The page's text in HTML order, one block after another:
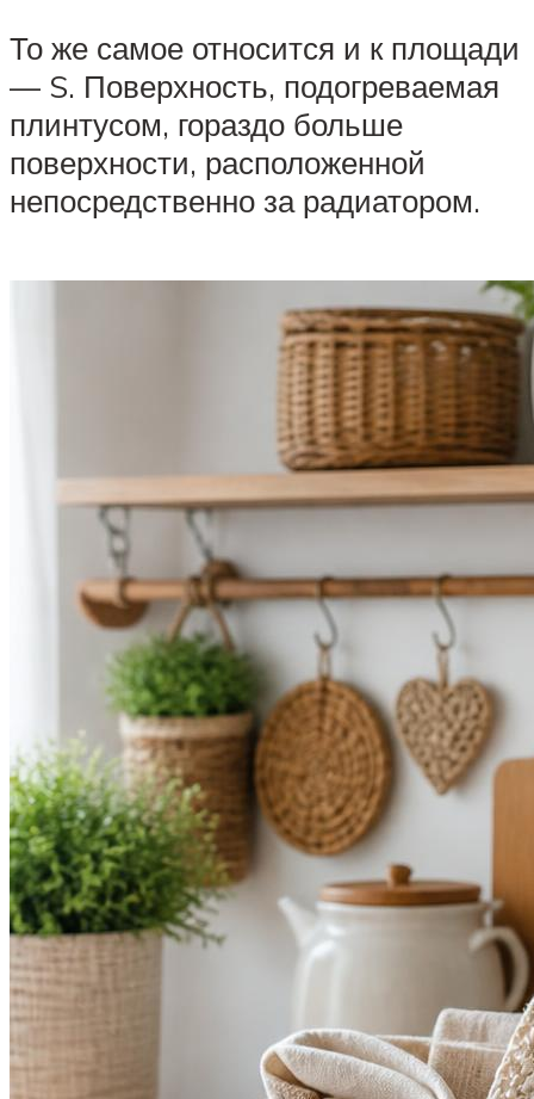
То же самое относится и к площади
— S. Поверхность, подогреваемая
плинтусом, гораздо больше
поверхности, расположенной
непосредственно за радиатором.